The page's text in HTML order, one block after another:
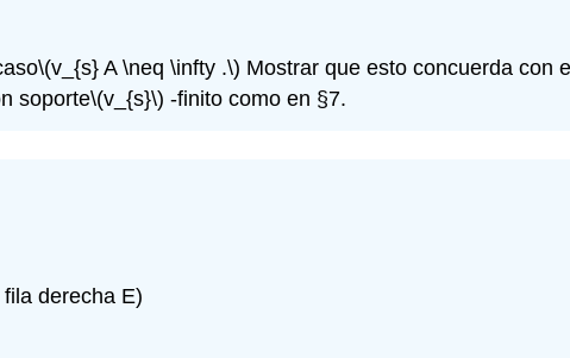
\(v_{s} A \neq \infty .\) Mostrar que esto concuerda con
soporte\(v_{s}\) -finito como en §7.
derecha E)